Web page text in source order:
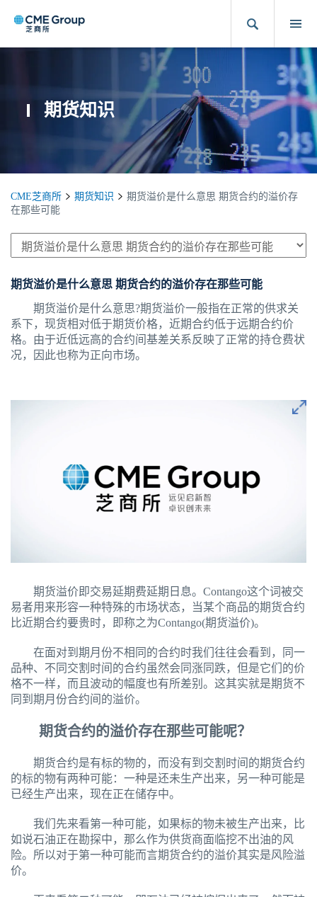
期货知识
CME芝商所 期货知识
期货溢价是什么意思 期货合约的溢价存
在那些可能
期货溢价是什么意思 期货合约的溢价存在那些可能
期货溢价是什么意思?期货溢价一般指在正常的供求关
系下，现货相对低于期货价格，近期合约低于远期合约价
格。由于近低远高的合约间基差关系反映了正常的持仓费状
况，因此也称为正向市场。
期货溢价即交易延期费延期日息。Contango这个词被交
易者用来形容一种特殊的市场状态，当某个商品的期货合约
比近期合约要贵时，即称之为Contango(期货溢价)。
在面对到期月份不相同的合约时我们往往会看到，同一
品种、不同交割时间的合约虽然会同涨同跌，但是它们的价
格不一样，而且波动的幅度也有所差别。这其实就是期货不
同到期月份合约间的溢价。
期货合约的溢价存在那些可能呢？
期货合约是有标的物的，而没有到交割时间的期货合约
的标的物有两种可能：一种是还未生产出来，另一种可能是
已经生产出来，现在正在储存中。
我们先来看第一种可能，如果标的物未被生产出来，比
如说石油正在勘探中，那么作为供货商面临挖不出油的风
险。所以对于第一种可能而言期货合约的溢价其实是风险溢
价。